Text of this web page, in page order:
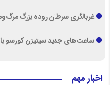
غربالگری سرطان روده بزرگ مرگ‌ومیر را تا ۵۰
ساعت‌های جدید سیتیزن کورسو با
اخبار مهم